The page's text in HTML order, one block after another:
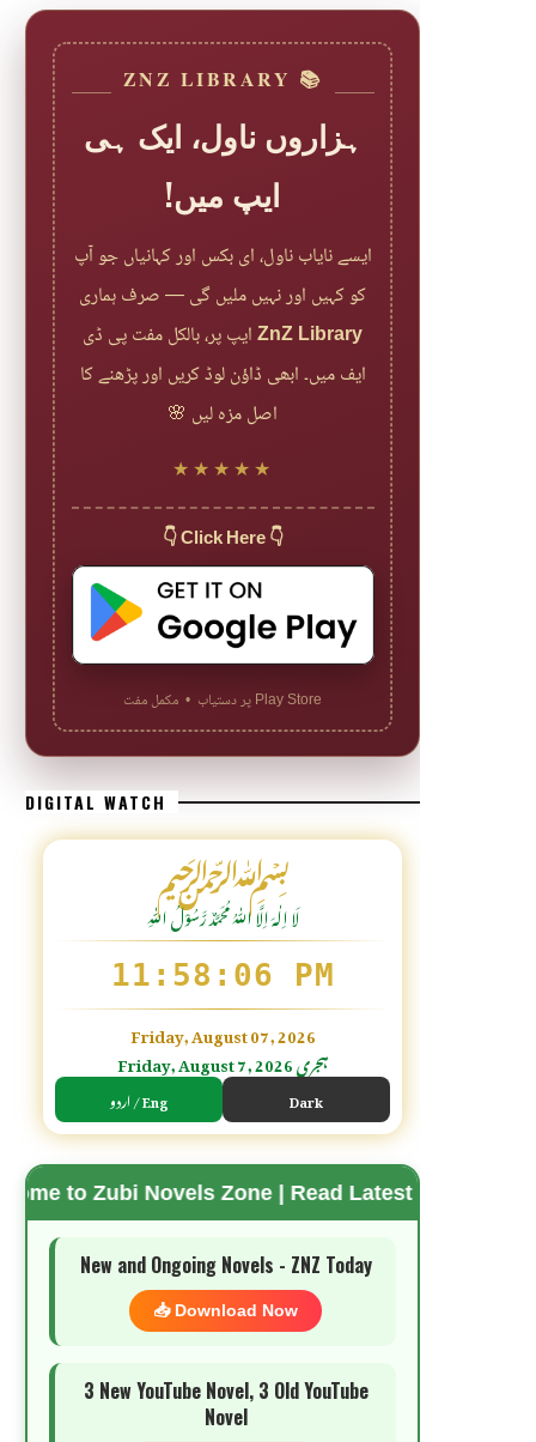
📚 ZNZ LIBRARY
ہزاروں ناول، ایک ہی
ایپ میں!
ایسے نایاب ناول، ای بکس اور کہانیاں جو آپ
کو کہیں اور نہیں ملیں گی — صرف ہماری
ZnZ Libraryایپ پر، بالکل مفت پی ڈی
ایف میں۔ ابھی ڈاؤن لوڈ کریں اور پڑھنے کا
اصل مزہ لیں 🌸
★★★★★
👇 Click Here 👇
Play Store پر دستیاب • مکمل مفت
DIGITAL WATCH
﷽
لَا اِلٰهَ اِلَّا اللّٰہُ مُحَمَّدٌ رَّسُوْلُ اللّٰہِ
11:58:08 PM
Friday, August 07, 2026
Friday, August 7, 2026 ہجری
اردو / Eng Dark
🌗 Mode
Novels Zone | Read Latest Romantic Urdu Novels
New and Ongoing Novels - ZNZ Today
📥 Download Now
3 New YouTube Novel, 3 Old YouTube
Novel